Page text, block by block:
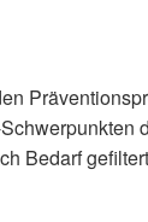
Bedarf